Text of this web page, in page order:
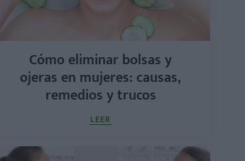
Cómo eliminar bolsas y
ojeras en mujeres: causas,
remedios y trucos
LEER